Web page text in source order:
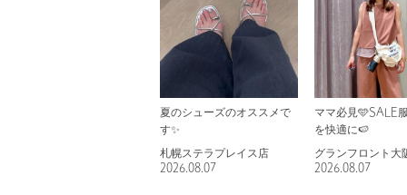
夏のシューズのオススメで
す✨
札幌ステラプレイス店
2026.08.07
ママ必見🩵SALE
を快適に🍉
グランフロント大
2026.08.07